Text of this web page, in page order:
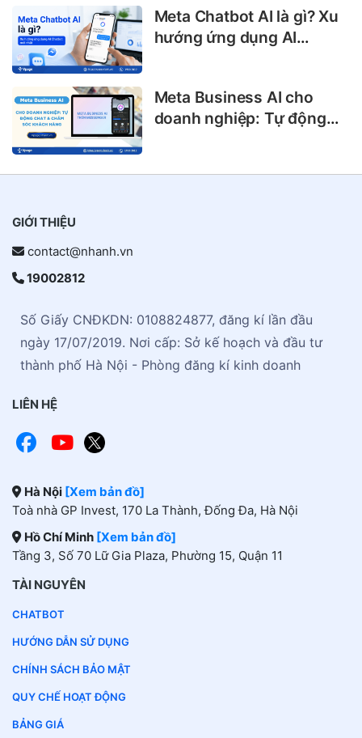
Meta Chatbot AI là gì? Xu
hướng ứng dụng AI
Meta Business AI cho
doanh nghiệp: Tự động
GIỚI THIỆU
contact@nhanh.vn
19002812
Số Giấy CNĐKDN: 0108824877, đăng kí lần đầu
ngày 17/07/2019. Nơi cấp: Sở kế hoạch và đầu tư
thành phố Hà Nội - Phòng đăng kí kinh doanh
LIÊN HỆ
Hà Nội [Xem bản đồ]
Toà nhà GP Invest, 170 La Thành, Đống Đa, Hà Nội
Hồ Chí Minh [Xem bản đồ]
Tầng 3, Số 70 Lữ Gia Plaza, Phường 15, Quận 11
TÀI NGUYÊN
CHATBOT
HƯỚNG DẪN SỬ DỤNG
CHÍNH SÁCH BẢO MẬT
QUY CHẾ HOẠT ĐỘNG
BẢNG GIÁ